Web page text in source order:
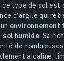
ce type de sol est
d’argile qui
environnement
sol humide. Sa
de
alcaline,